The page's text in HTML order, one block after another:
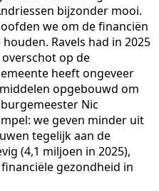
bijzonder mooi.
we om de financiën
Ravels had in 2025
op de
heeft ongeveer
opgebouwd om
Nic
we geven minder uit
tegelijk aan de
(4,1 miljoen in 2025),
gezondheid in